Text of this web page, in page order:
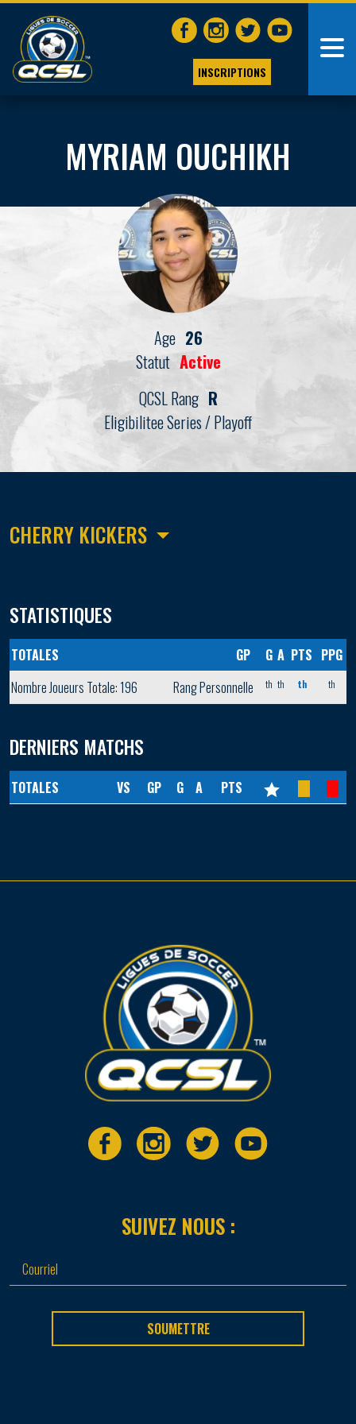
INSCRIPTIONS
MYRIAM OUCHIKH
Age 26
Statut Active
QCSL Rang R
Eligibilitee Series / Playoff
CHERRY KICKERS
STATISTIQUES
TOTALES GP G A PTS PPG
Nombre Joueurs Totale: 196
Rang Personnelle th th th th
DERNIERS MATCHS
TOTALES VS GP G A PTS
SUIVEZ NOUS :
SOUMETTRE